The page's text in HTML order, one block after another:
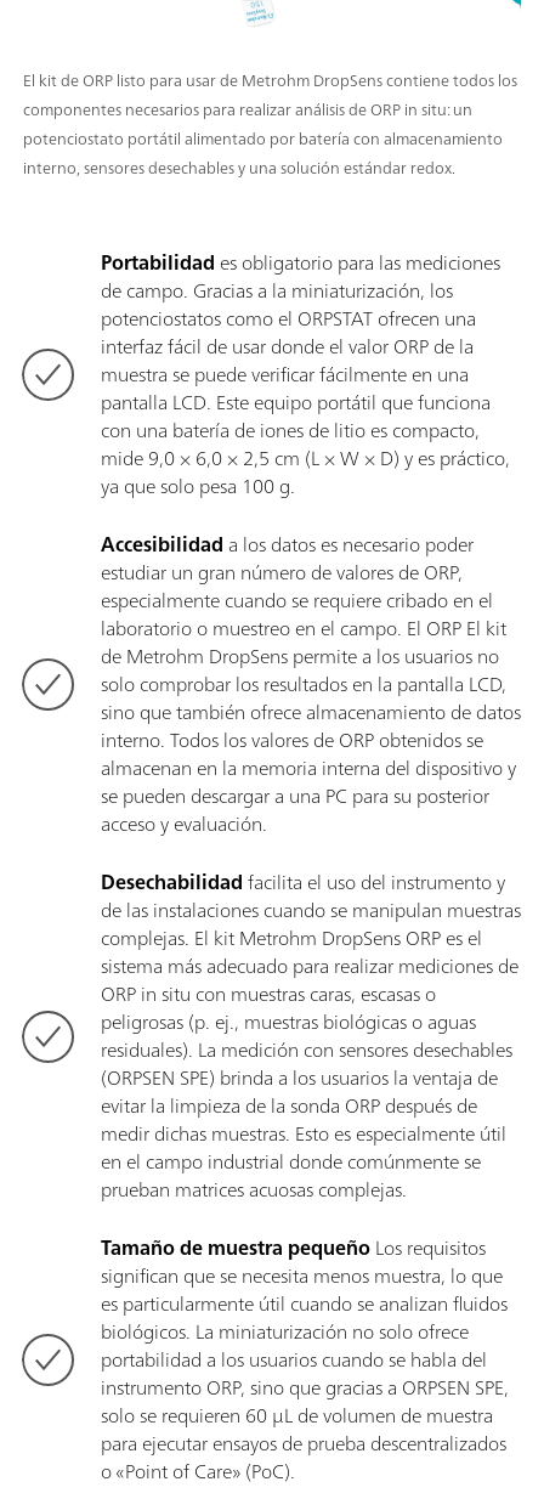
El kit de ORP listo para usar de Metrohm DropSens contiene todos los
componentes necesarios para realizar análisis de ORP in situ: un
potenciostato portátil alimentado por batería con almacenamiento
interno, sensores desechables y una solución estándar redox.
Portabilidad es obligatorio para las mediciones
de campo. Gracias a la miniaturización, los
potenciostatos como el ORPSTAT ofrecen una
interfaz fácil de usar donde el valor ORP de la
muestra se puede verificar fácilmente en una
pantalla LCD. Este equipo portátil que funciona
con una batería de iones de litio es compacto,
mide 9,0 × 6,0 × 2,5 cm (L × W × D) y es práctico,
ya que solo pesa 100 g.
Accesibilidad a los datos es necesario poder
estudiar un gran número de valores de ORP,
especialmente cuando se requiere cribado en el
laboratorio o muestreo en el campo. El ORP El kit
de Metrohm DropSens permite a los usuarios no
solo comprobar los resultados en la pantalla LCD,
sino que también ofrece almacenamiento de datos
interno. Todos los valores de ORP obtenidos se
almacenan en la memoria interna del dispositivo y
se pueden descargar a una PC para su posterior
acceso y evaluación.
Desechabilidadfacilita el uso del instrumento y
de las instalaciones cuando se manipulan muestras
complejas. El kit Metrohm DropSens ORP es el
sistema más adecuado para realizar mediciones de
ORP in situ con muestras caras, escasas o
peligrosas (p. ej., muestras biológicas o aguas
residuales). La medición con sensores desechables
(ORPSEN SPE) brinda a los usuarios la ventaja de
evitar la limpieza de la sonda ORP después de
medir dichas muestras. Esto es especialmente útil
en el campo industrial donde comúnmente se
prueban matrices acuosas complejas.
Tamaño de muestra pequeñoLos requisitos
significan que se necesita menos muestra, lo que
es particularmente útil cuando se analizan fluidos
biológicos. La miniaturización no solo ofrece
portabilidad a los usuarios cuando se habla del
instrumento ORP, sino que gracias a ORPSEN SPE,
solo se requieren 60 µL de volumen de muestra
para ejecutar ensayos de prueba descentralizados
o «Point of Care» (PoC).